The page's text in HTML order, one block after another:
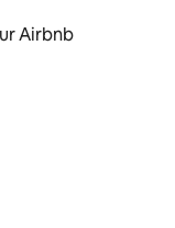
Airbnb